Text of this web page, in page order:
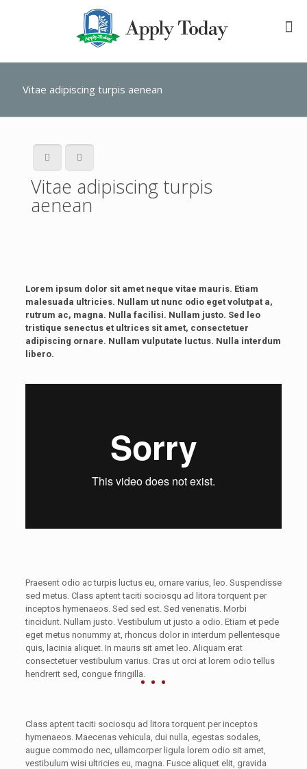
Vitae adipiscing turpis aenean
Vitae adipiscing turpis
aenean
Lorem ipsum dolor sit amet neque vitae mauris. Etiam
malesuada ultricies. Nullam ut nunc odio eget volutpat a,
rutrum ac, magna. Nulla facilisi. Nullam justo. Sed leo
tristique senectus et ultrices sit amet, consectetuer
adipiscing ornare. Nullam vulputate luctus. Nulla interdum
libero.
Praesent odio ac turpis luctus eu, ornare varius, leo. Suspendisse
sed metus. Class aptent taciti sociosqu ad litora torquent per
inceptos hymenaeos. Sed sed est. Sed venenatis. Morbi
tincidunt. Nullam justo. Vestibulum ut justo a odio. Etiam et pede
eget metus nonummy at, rhoncus dolor in interdum pellentesque
quis, lacinia aliquet. In mauris sit amet leo. Aliquam erat
consectetuer vestibulum varius. Cras ut orci at lorem odio tellus
hendrerit sed, congue fringilla.
Class aptent taciti sociosqu ad litora torquent per inceptos
hymenaeos. Maecenas vehicula, dui nulla, egestas sodales,
augue commodo nec, ullamcorper ligula lorem odio sit amet,
vestibulum wisi ultricies eu, magna. Fusce aliquet elit, gravida